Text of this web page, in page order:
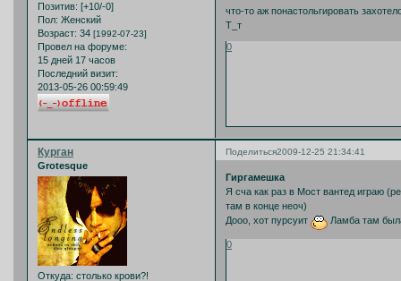
Позитив: [+10/-0]
Пол: Женский
Возраст: 34 [1992-07-23]
Провел на форуме:
15 дней 17 часов
Последний визит:
2013-05-26 00:59:49
что-то аж понастольгировать
Т_т
0
Поделиться2009-12-25 21:34:41
Курган
Grotesque
Откуда: столько крови?!
Гиргамешка
Я сча как раз в Мост вантед играю
там в конце неоч)
Дооо, хот пурсуит
Ламба там
0